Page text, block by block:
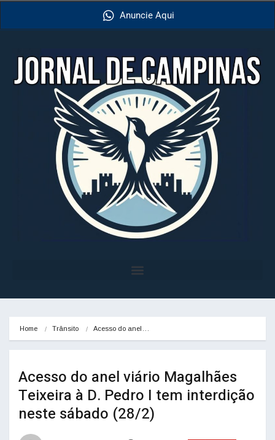
Anuncie Aqui
Home Trânsito Acesso do anel…
Acesso do anel viário Magalhães
Teixeira à D. Pedro I tem interdição
neste sábado (28/2)